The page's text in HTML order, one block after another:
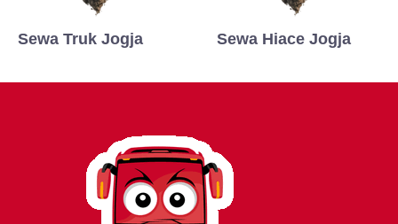
Sewa Truk Jogja Sewa Hiace Jogja